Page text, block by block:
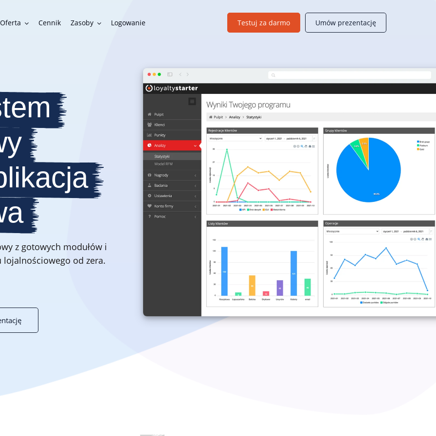
Testuj za darmo Umów prezentację
Oferta Cennik Zasoby
Logowanie
Gotowe funkcje do zbudowania funkcjonalnego programu
lojalnościowego
Moduły B2B
Dedykowane rozwiązania wspierające sprzedaż w firmach
handlowych B2B
Integracje
Możliwości połączenia programu lojalnościowego z innymi
systemami w firmie
Dla firm handlowych B2B
Program lojalnościowy lub wsparcia sprzedaży dla
producentów, hurtowni, dystrybutorów i sklepów
branżowych
Dla firm usługowych B2C
Program lojalnościowy w telefonie dla gastronomii, beauty,
fitnessu i innych branż usługowych
Dowiedz się, co o platformie Loyalty Starter myślą jej
użytkownicy
z gotowych modułów i
od zera.